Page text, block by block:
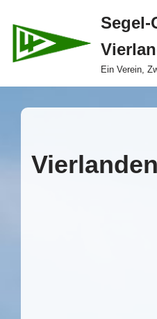
Zum
Inhalt
Segel-
Ein Verein,